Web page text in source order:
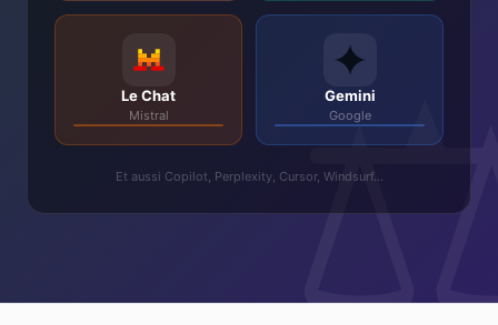
Le Chat
Mistral
Gemini
Google
Et aussi Copilot, Perplexity, Cursor, Windsurf…